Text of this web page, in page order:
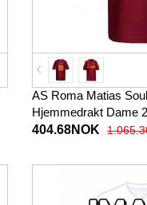
AS Roma Matias
Hjemmedrakt Dame
404.68NOK